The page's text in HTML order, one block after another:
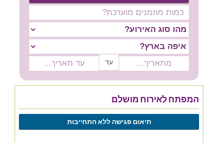
עד
המפתח לאירוח מושלם
תיאום פגישה ללא התחייבות